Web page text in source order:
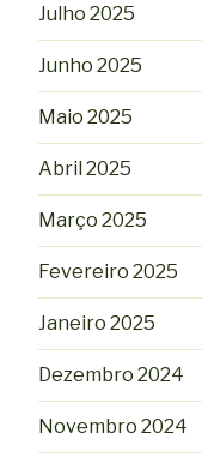
Julho 2025
Junho 2025
Maio 2025
Abril 2025
Março 2025
Fevereiro 2025
Janeiro 2025
Dezembro 2024
Novembro 2024